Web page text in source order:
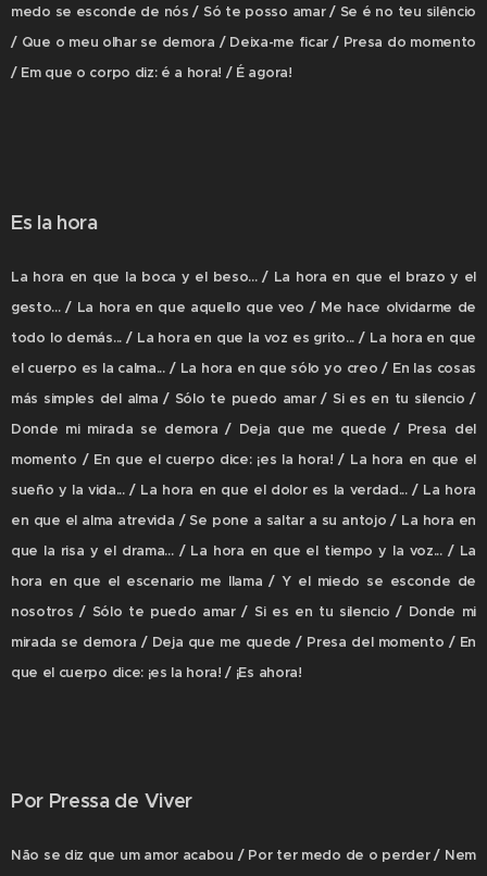
medo se esconde de nós / Só te posso amar / Se é no teu silêncio
/ Que o meu olhar se demora / Deixa-me ficar / Presa do momento
/ Em que o corpo diz: é a hora! / É agora!
Es la hora
La hora en que la boca y el beso... / La hora en que el brazo y el
gesto... / La hora en que aquello que veo / Me hace olvidarme de
todo lo demás... / La hora en que la voz es grito... / La hora en que
el cuerpo es la calma... / La hora en que sólo yo creo / En las cosas
más simples del alma / Sólo te puedo amar / Si es en tu silencio /
Donde mi mirada se demora / Deja que me quede / Presa del
momento / En que el cuerpo dice: ¡es la hora! / La hora en que el
sueño y la vida... / La hora en que el dolor es la verdad... / La hora
en que el alma atrevida / Se pone a saltar a su antojo / La hora en
que la risa y el drama... / La hora en que el tiempo y la voz... / La
hora en que el escenario me llama / Y el miedo se esconde de
nosotros / Sólo te puedo amar / Si es en tu silencio / Donde mi
mirada se demora / Deja que me quede / Presa del momento / En
que el cuerpo dice: ¡es la hora! / ¡Es ahora!
Por Pressa de Viver
Não se diz que um amor acabou / Por ter medo de o perder / Nem